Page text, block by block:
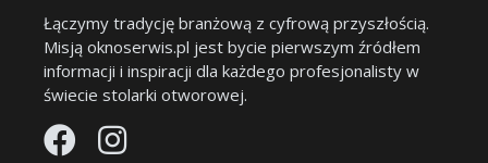
Łączymy tradycję branżową z cyfrową przyszłością.
Misją oknoserwis.pl jest bycie pierwszym źródłem
informacji i inspiracji dla każdego profesjonalisty w
świecie stolarki otworowej.